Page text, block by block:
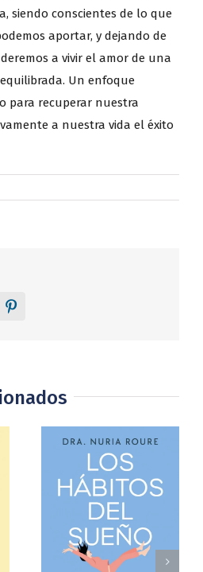
siendo conscientes de lo que
aportar, y dejando de
a vivir el amor de una
Un enfoque
para recuperar nuestra
a nuestra vida el éxito